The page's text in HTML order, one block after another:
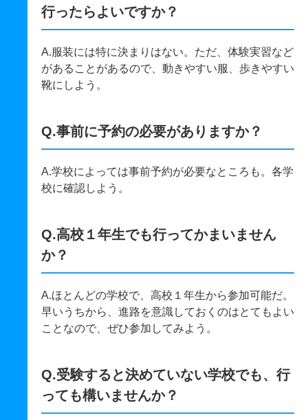
行ったらよいですか？
A.服装には特に決まりはない。ただ、体験実習など
があることがあるので、動きやすい服、歩きやすい
靴にしよう。
Q.事前に予約の必要がありますか？
A.学校によっては事前予約が必要なところも。各学
校に確認しよう。
Q.高校１年生でも行ってかまいません
か？
A.ほとんどの学校で、高校１年生から参加可能だ。
早いうちから、進路を意識しておくのはとてもよい
ことなので、ぜひ参加してみよう。
Q.受験すると決めていない学校でも、行
っても構いませんか？